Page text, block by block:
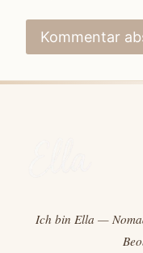
Ich bin Ella —